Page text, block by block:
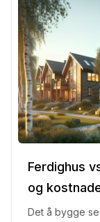
Ferdighus
og
Det å bygge